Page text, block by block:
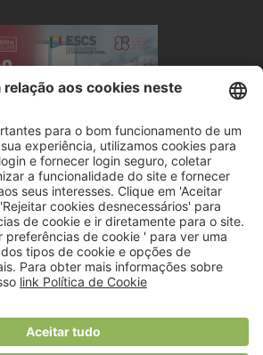
© 2018 Viver Saudável